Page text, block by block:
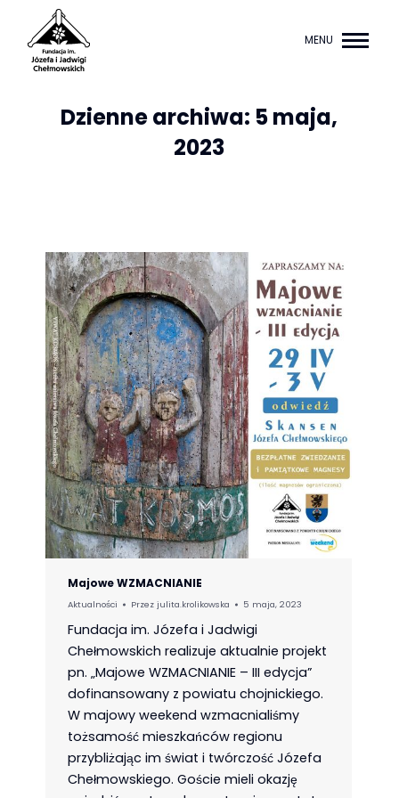
MENU
Dzienne archiwa: 5 maja,
2023
Majowe WZMACNIANIE
Aktualności Przezjulita.krolikowska 5 maja, 2023
Fundacja im. Józefa i Jadwigi
Chełmowskich realizuje aktualnie projekt
pn. „Majowe WZMACNIANIE – III edycja”
dofinansowany z powiatu chojnickiego.
W majowy weekend wzmacnialiśmy
tożsamość mieszkańców regionu
przybliżając im świat i twórczość Józefa
Chełmowskiego. Goście mieli okazję